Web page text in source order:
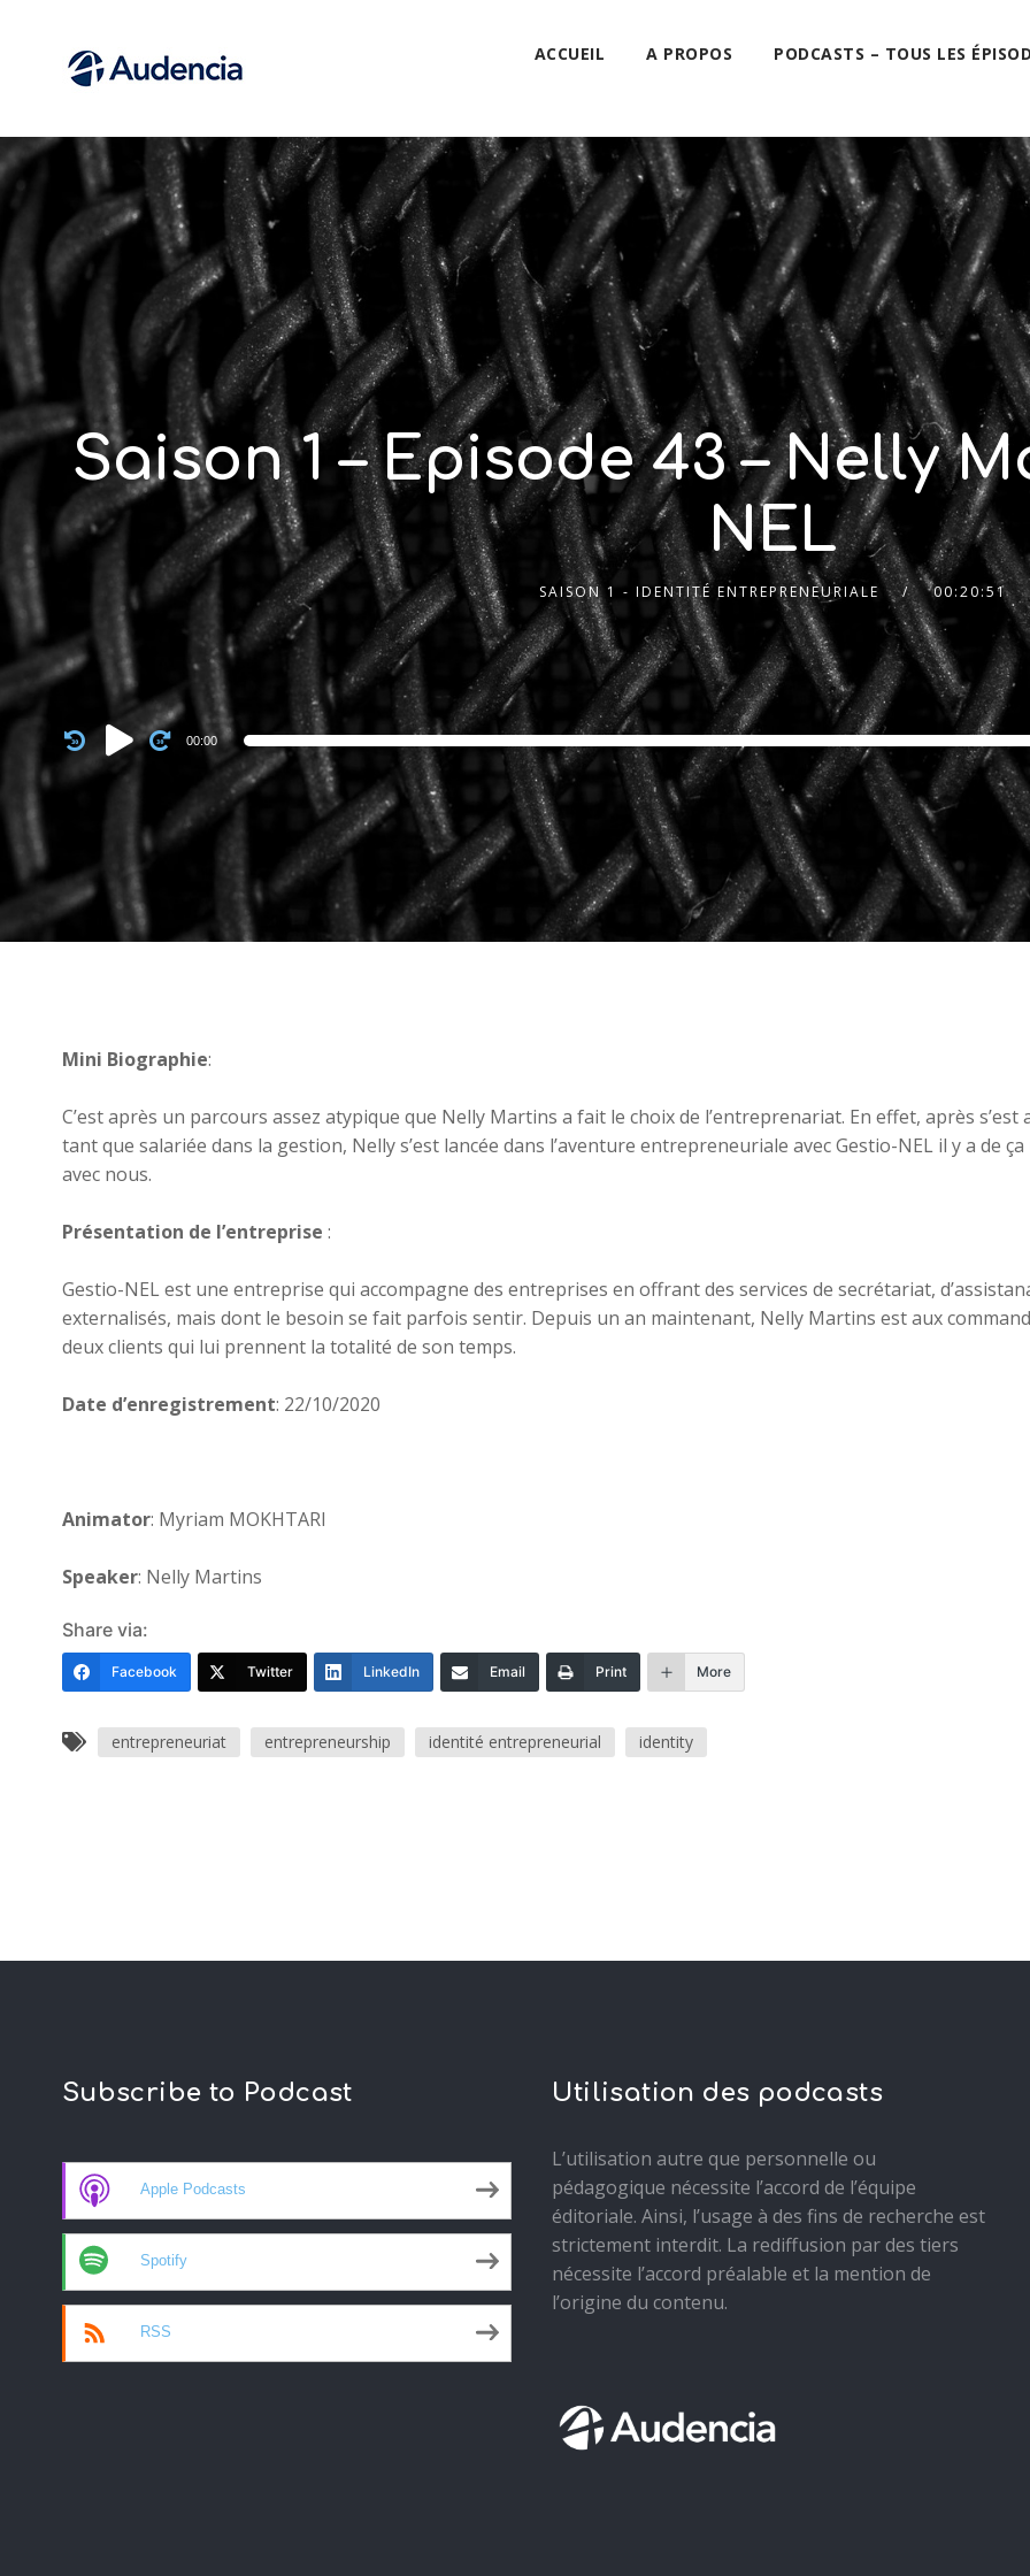
ACCUEIL A PROPOS PODCASTS – TOUS LES
Saison 1 – Episode 43 – Nelly
NEL
SAISON 1 - IDENTITÉ ENTREPRENEURIALE 00:20:51
Audio
Player
00:00
Mini Biographie:
C’est après un parcours assez atypique que Nelly Martins a fait le choix de l’entreprenariat. En effet, après
tant que salariée dans la gestion, Nelly s’est lancée dans l’aventure entrepreneuriale avec Gestio-NEL il y a de
avec nous.
Présentation de l’entreprise :
Gestio-NEL est une entreprise qui accompagne des entreprises en offrant des services de secrétariat,
externalisés, mais dont le besoin se fait parfois sentir. Depuis un an maintenant, Nelly Martins est aux
deux clients qui lui prennent la totalité de son temps.
Date d’enregistrement: 22/10/2020
Animator: Myriam MOKHTARI
Speaker: Nelly Martins
Share via:
Facebook Twitter LinkedIn Email Print More
entrepreneuriat entrepreneurship identité entrepreneurial identity
Subscribe to Podcast
Apple Podcasts
Spotify
RSS
Utilisation des podcasts
L’utilisation autre que personnelle ou
pédagogique nécessite l’accord de l’équipe
éditoriale. Ainsi, l’usage à des fins de recherche est
strictement interdit. La rediffusion par des tiers
nécessite l’accord préalable et la mention de
l’origine du contenu.